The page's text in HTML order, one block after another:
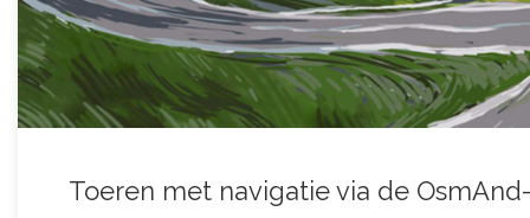
Toeren met navigatie via de